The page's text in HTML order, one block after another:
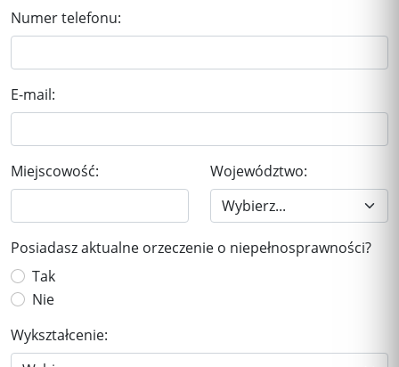
Numer telefonu:
E-mail:
Miejscowość: Województwo:
Posiadasz aktualne orzeczenie o niepełnosprawności?
Tak
Nie
Wykształcenie: